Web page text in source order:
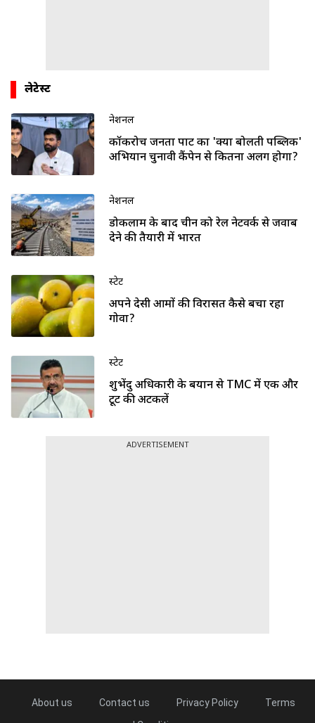
लेटेस्ट
नेशनल
कॉकरोच जनता पार्टी का 'क्या बोलती पब्लिक'
अभियान चुनावी कैंपेन से कितना अलग होगा?
नेशनल
डोकलाम के बाद चीन को रेल नेटवर्क से जवाब
देने की तैयारी में भारत
स्टेट
अपने देसी आमों की विरासत कैसे बचा रहा
गोवा?
स्टेट
शुभेंदु अधिकारी के बयान से TMC में एक और
टूट की अटकलें
ADVERTISEMENT
About us Contact us Privacy Policy
Terms